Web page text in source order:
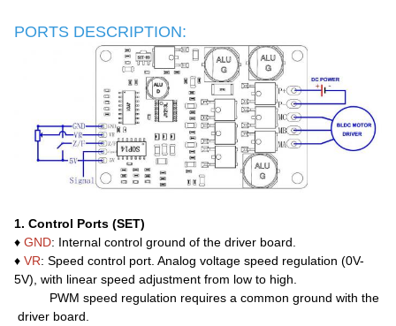
PORTS DESCRIPTION:
1. Control Ports (SET)
♦ GND: Internal control ground of the driver board.
♦ VR: Speed control port. Analog voltage speed regulation (0V-
5V), with linear speed adjustment from low to high.
PWM speed regulation requires a common ground with the
driver board.